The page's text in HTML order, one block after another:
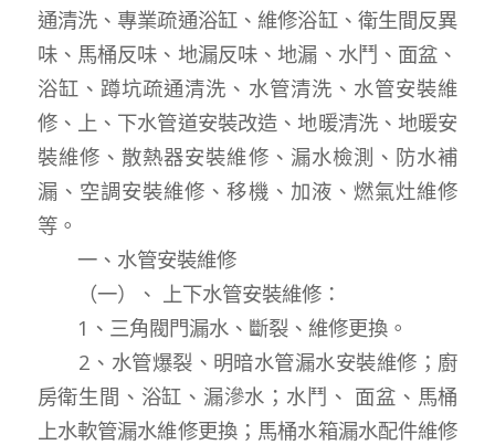
通清洗、專業疏通浴缸、維修浴缸、衛生間反異
味、馬桶反味、地漏反味、地漏、水鬥、面盆、
浴缸、蹲坑疏通清洗、水管清洗、水管安裝維
修、上、下水管道安裝改造、地暖清洗、地暖安
裝維修、散熱器安裝維修、漏水檢測、防水補
漏、空調安裝維修、移機、加液、燃氣灶維修
等。
一、水管安裝維修
（一）、 上下水管安裝維修：
1、三角閥門漏水、斷裂、維修更換。
2、水管爆裂、明暗水管漏水安裝維修；廚
房衛生間、浴缸、漏滲水；水鬥、 面盆、馬桶
上水軟管漏水維修更換；馬桶水箱漏水配件維修